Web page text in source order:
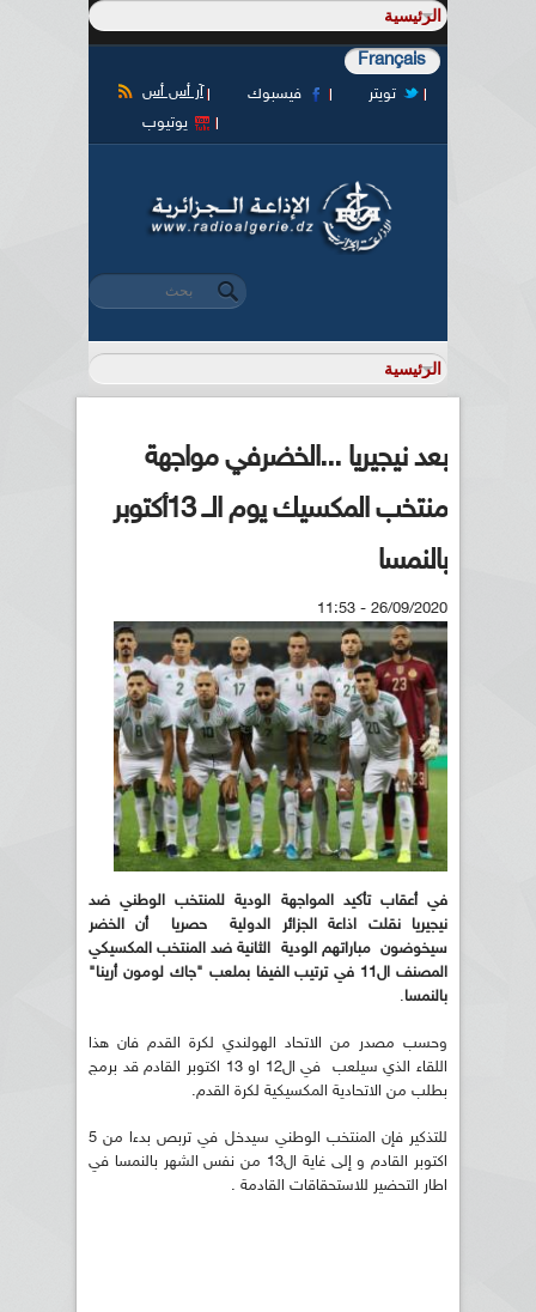
Français
آر أس أس فيسبوك
تويتر
يوتيوب
استمارة البحث
‏بحث ‏
بعد نيجيريا ...الخضرفي مواجهة
منتخب المكسيك يوم الــ 13أكتوبر
بالنمسا
26/09/2020 - 11:53
في أعقاب تأكيد المواجهة الودية للمنتخب الوطني ضد
نيجيريا نقلت اذاعة الجزائر الدولية حصريا أن الخضر
سيخوضون مباراتهم الودية الثانية ضد المنتخب المكسيكي
المصنف ال11 في ترتيب الفيفا
بملعب "جاك لومون أرينا"
بالنمسا.
وحسب مصدر من الاتحاد الهولندي لكرة القدم فان هذا
اللقاء الذي سيلعب في ال12 او 13 اكتوبر القادم قد برمج
بطلب من الاتحادية المكسيكية لكرة القدم.
للتذكير فإن المنتخب الوطني سيدخل في تربص بدءا من 5
اكتوبر القادم و إلى غاية ال13 من نفس الشهر بالنمسا في
اطار التحضير للاستحقاقات القادمة .